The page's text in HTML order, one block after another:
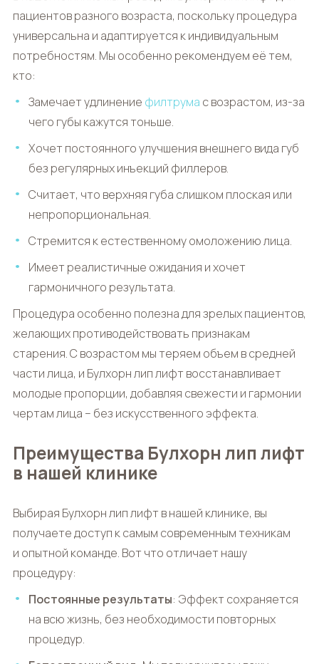
пациентов разного возраста, поскольку процедура
универсальна и адаптируется к индивидуальным
потребностям. Мы особенно рекомендуем её тем,
кто:
Замечает удлинение филтрума с возрастом, из-за
чего губы кажутся тоньше.
Хочет постоянного улучшения внешнего вида губ
без регулярных инъекций филлеров.
Считает, что верхняя губа слишком плоская или
непропорциональная.
Стремится к естественному омоложению лица.
Имеет реалистичные ожидания и хочет
гармоничного результата.
Процедура особенно полезна для зрелых пациентов,
желающих противодействовать признакам
старения. С возрастом мы теряем объем в средней
части лица, и Булхорн лип лифт восстанавливает
молодые пропорции, добавляя свежести и гармонии
чертам лица – без искусственного эффекта.
Преимущества Булхорн лип лифт
в нашей клинике
Выбирая Булхорн лип лифт в нашей клинике, вы
получаете доступ к самым современным техникам
и опытной команде. Вот что отличает нашу
процедуру:
Постоянные результаты: Эффект сохраняется
на всю жизнь, без необходимости повторных
процедур.